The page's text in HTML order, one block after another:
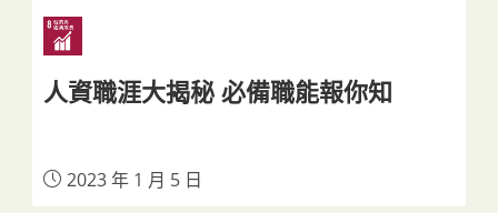
人資職涯大揭秘 必備職能報你知
2023 年 1 月 5 日